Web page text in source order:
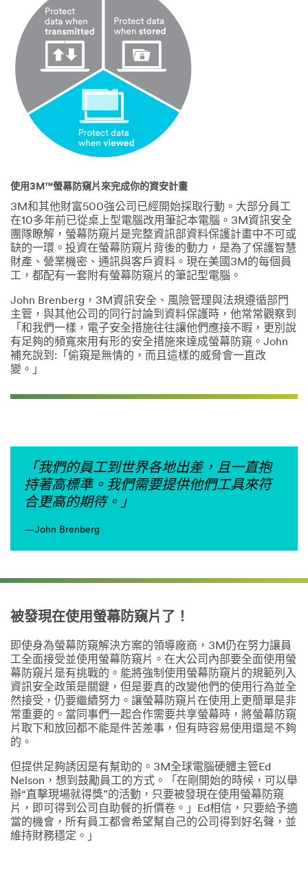
使用3M™螢幕防窺片來完成你的資安計畫
3M和其他財富500強公司已經開始採取行動。大部分員工
在10多年前已從桌上型電腦改用筆記本電腦。3M資訊安全
團隊瞭解，螢幕防窺片是完整資訊部資料保護計畫中不可或
缺的一環。投資在螢幕防窺片背後的動力，是為了保護智慧
財產、營業機密、通訊與客戶資料。現在美國3M的每個員
工，都配有一套附有螢幕防窺片的筆記型電腦。
John Brenberg，3M資訊安全、風險管理與法規遵循部門
主管，與其他公司的同行討論到資料保護時，他常常觀察到
「和我們一樣，電子安全措施往往讓他們應接不暇，更別說
有足夠的頻寬來用有形的安全措施來達成螢幕防窺。John
補充說到:「偷窺是無情的，而且這樣的威脅會一直改
變。」
「我們的員工到世界各地出差，且一直抱
持著高標準。我們需要提供他們工具來符
合更高的期待。」
—John Brenberg
被發現在使用螢幕防窺片了！
即使身為螢幕防窺解決方案的領導廠商，3M仍在努力讓員
工全面接受並使用螢幕防窺片。在大公司內部要全面使用螢
幕防窺片是有挑戰的。能將強制使用螢幕防窺片的規範列入
資訊安全政策是關鍵，但是要真的改變他們的使用行為並全
然接受，仍要繼續努力。讓螢幕防窺片在使用上更簡單是非
常重要的。當同事們一起合作需要共享螢幕時，將螢幕防窺
片取下和放回都不能是件苦差事，但有時容易使用還是不夠
的。
但提供足夠誘因是有幫助的。3M全球電腦硬體主管Ed
Nelson，想到鼓勵員工的方式。「在剛開始的時候，可以舉
辦“直擊現場就得獎”的活動，只要被發現在使用螢幕防窺
片，即可得到公司自助餐的折價卷。」Ed相信，只要給予適
當的機會，所有員工都會希望幫自己的公司得到好名聲，並
維持財務穩定。」